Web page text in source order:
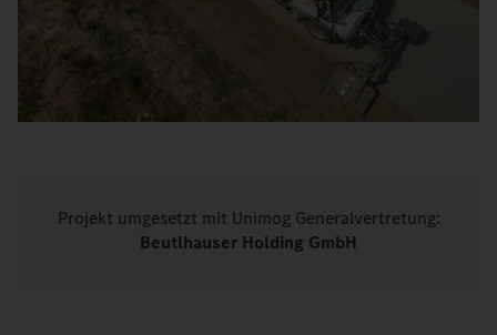
Projekt umgesetzt mit Unimog Generalvertretung:
Beutlhauser Holding GmbH